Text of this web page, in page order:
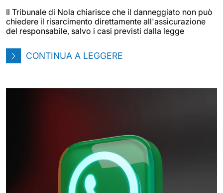
Il Tribunale di Nola chiarisce che il danneggiato non può
chiedere il risarcimento direttamente all'assicurazione
del responsabile, salvo i casi previsti dalla legge
CONTINUA A LEGGERE